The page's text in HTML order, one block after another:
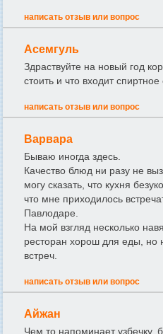
написать отзыв или вопрос
Асемгуль
Здраствуйте на новый год
стоить и что входит
написать отзыв или вопрос
Варвара
Бываю иногда здесь.
Качество блюд ни разу не
могу сказать, что кухня
что мне приходилось
Павлодаре.
На мой взгляд несколько
ресторан хорош для еды, но
встреч.
написать отзыв или вопрос
Айжан
Чем то напоминает узбечку,